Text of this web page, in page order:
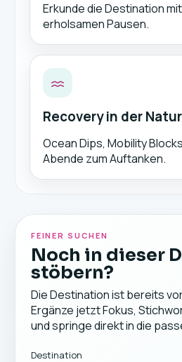
Erkunde die Destination
erholsamen Pausen.
Recovery in der Natur
Ocean Dips, Mobility
Abende zum Auftanken.
FEINER SUCHEN
Noch in dieser
stöbern?
Die Destination ist bereits
Ergänze jetzt Fokus,
und springe direkt in die
Destination